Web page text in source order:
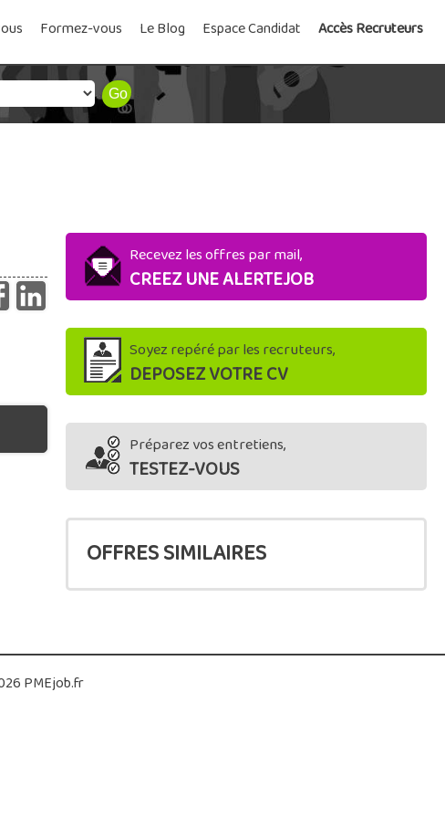
Formez-vous Le Blog Espace Candidat Accès Recruteurs
Recevez les offres par mail,
CREEZ UNE ALERTEJOB
Soyez repéré par les recruteurs,
DEPOSEZ VOTRE CV
Préparez vos entretiens,
TESTEZ-VOUS
OFFRES SIMILAIRES
PMEjob.fr